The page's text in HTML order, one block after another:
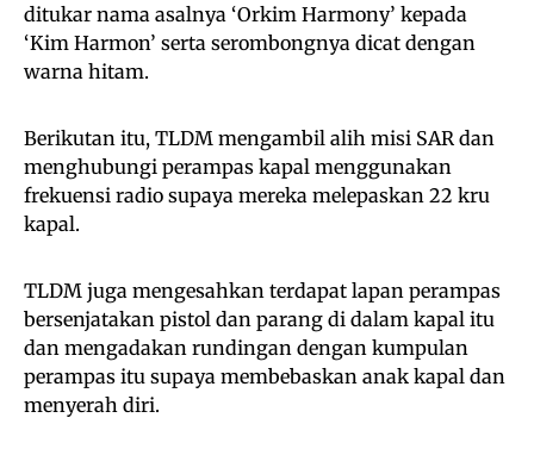
ditukar nama asalnya ‘Orkim Harmony’ kepada
‘Kim Harmon’ serta serombongnya dicat dengan
warna hitam.
Berikutan itu, TLDM mengambil alih misi SAR dan
menghubungi perampas kapal menggunakan
frekuensi radio supaya mereka melepaskan 22 kru
kapal.
TLDM juga mengesahkan terdapat lapan perampas
bersenjatakan pistol dan parang di dalam kapal itu
dan mengadakan rundingan dengan kumpulan
perampas itu supaya membebaskan anak kapal dan
menyerah diri.